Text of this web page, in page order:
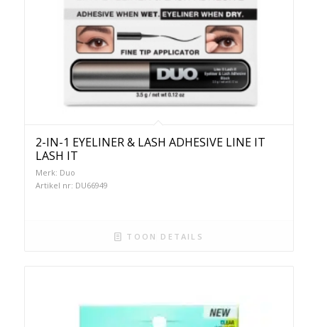
2-IN-1 EYELINER & LASH ADHESIVE LINE IT
LASH IT
Merk: Duo
Artikel nr: DU66949
TOON DETAILS